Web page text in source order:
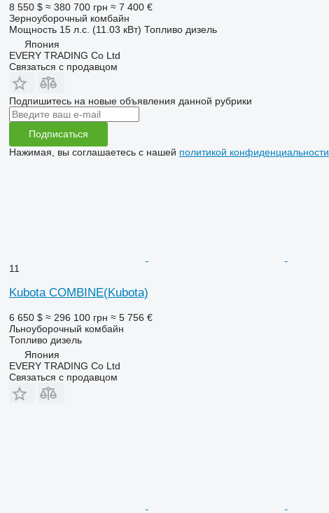
8 550 $ ≈ 380 700 грн ≈ 7 400 €
Зерноуборочный комбайн
Мощность 15 л.с. (11.03 кВт) Топливо дизель
Япония
EVERY TRADING Co Ltd
Связаться с продавцом
Подпишитесь на новые объявления данной рубрики
Подписаться
Нажимая, вы соглашаетесь с нашей политикой конфиденциальности
11
Kubota COMBINE(Kubota)
6 650 $ ≈ 296 100 грн ≈ 5 756 €
Льноуборочный комбайн
Топливо дизель
Япония
EVERY TRADING Co Ltd
Связаться с продавцом